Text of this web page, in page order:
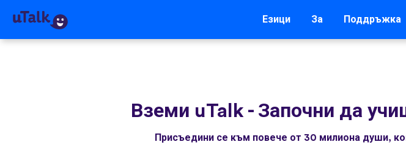
Езици За Поддръжка
Вземи uTalk- Започни да
Присъедини се към повече от 30 милиона души,